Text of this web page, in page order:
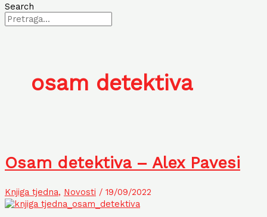
Search
osam detektiva
Osam detektiva – Alex Pavesi
Knjiga tjedna, Novosti / 19/09/2022